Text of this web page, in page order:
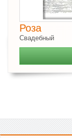
Роза
Свадебный